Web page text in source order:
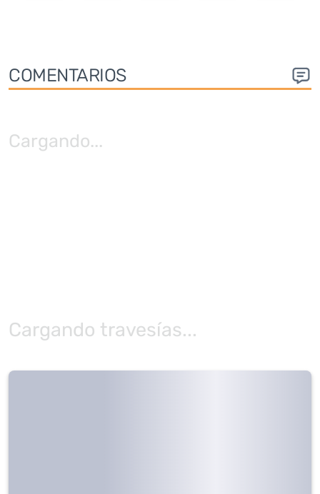
COMENTARIOS
Cargando...
Cargando travesías...